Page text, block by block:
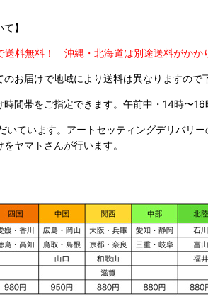
】
送料無料！ 沖縄・北海道は別途送料がかか
のお届けで地域により送料は異なりますので
間帯をご指定できます。 午前中・14時〜
いています。アートセッティングデリバリ
ヤマトさんが行います。